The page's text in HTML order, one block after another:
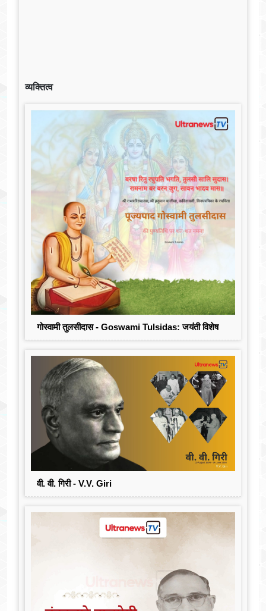
व्यक्तित्व
गोस्वामी तुलसीदास - Goswami Tulsidas: जयंती विशेष
वी. वी. गिरी - V.V. Giri